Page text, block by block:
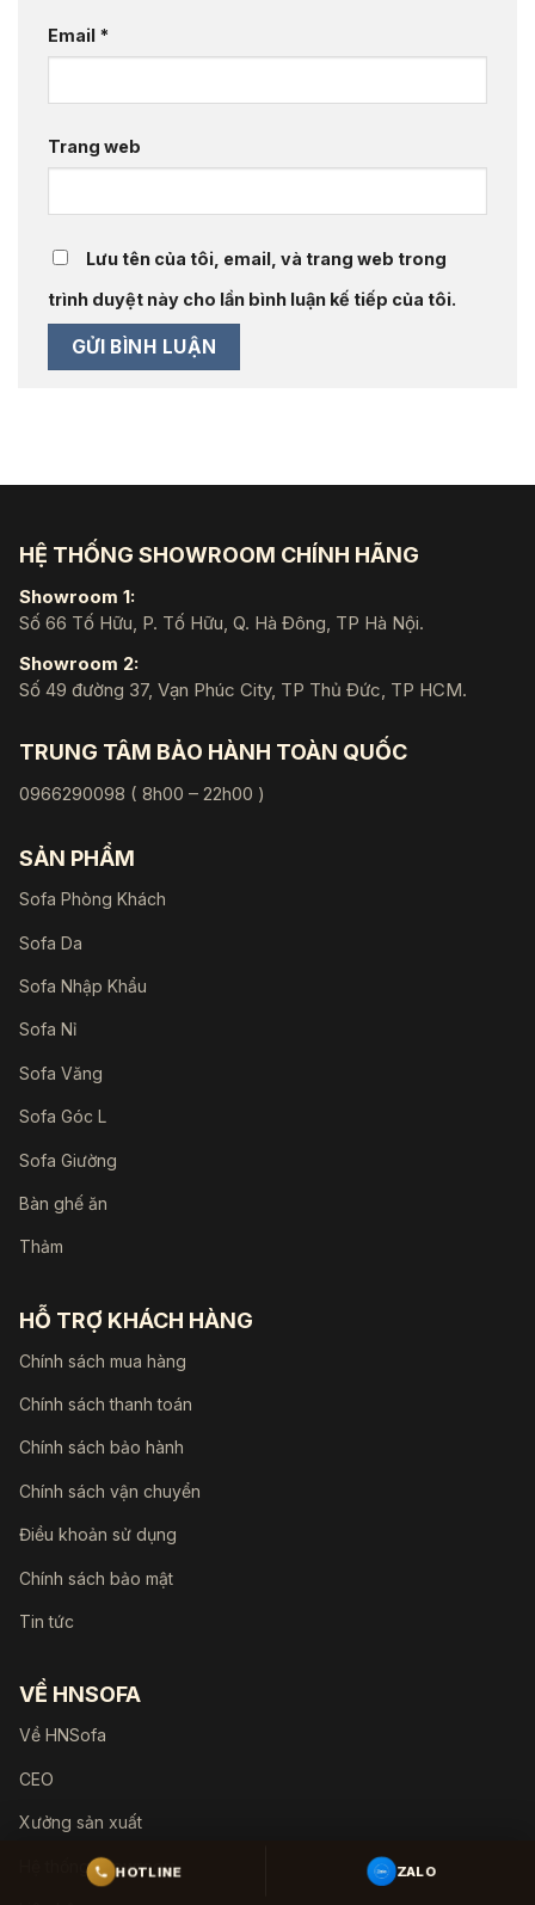
Email *
Trang web
Lưu tên của tôi, email, và trang web trong
trình duyệt này cho lần bình luận kế tiếp của tôi.
HỆ THỐNG SHOWROOM CHÍNH HÃNG
Showroom 1:
Số 66 Tố Hữu, P. Tố Hữu, Q. Hà Đông, TP Hà Nội.
Showroom 2:
Số 49 đường 37, Vạn Phúc City, TP Thủ Đức, TP HCM.
TRUNG TÂM BẢO HÀNH TOÀN QUỐC
0966290098 ( 8h00 – 22h00 )
SẢN PHẨM
Sofa Phòng Khách
Sofa Da
Sofa Nhập Khẩu
Sofa Nỉ
Sofa Văng
Sofa Góc L
Sofa Giường
Bàn ghế ăn
Thảm
HỖ TRỢ KHÁCH HÀNG
Chính sách mua hàng
Chính sách thanh toán
Chính sách bảo hành
Chính sách vận chuyển
Điều khoản sử dụng
Chính sách bảo mật
Tin tức
VỀ HNSOFA
Về HNSofa
CEO
Xưởng sản xuất
Hệ thống showroom
HOTLINE ZALO